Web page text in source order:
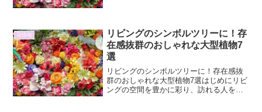
花情報
リビングのシンボルツリーに！存
在感抜群のおしゃれな大型植物7
選
リビングのシンボルツリーに！存在感抜
群のおしゃれな大型植物7選はじめにリビ
ングの空間を豊かに彩り、訪れる人を魅